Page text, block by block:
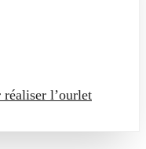
l’ourlet